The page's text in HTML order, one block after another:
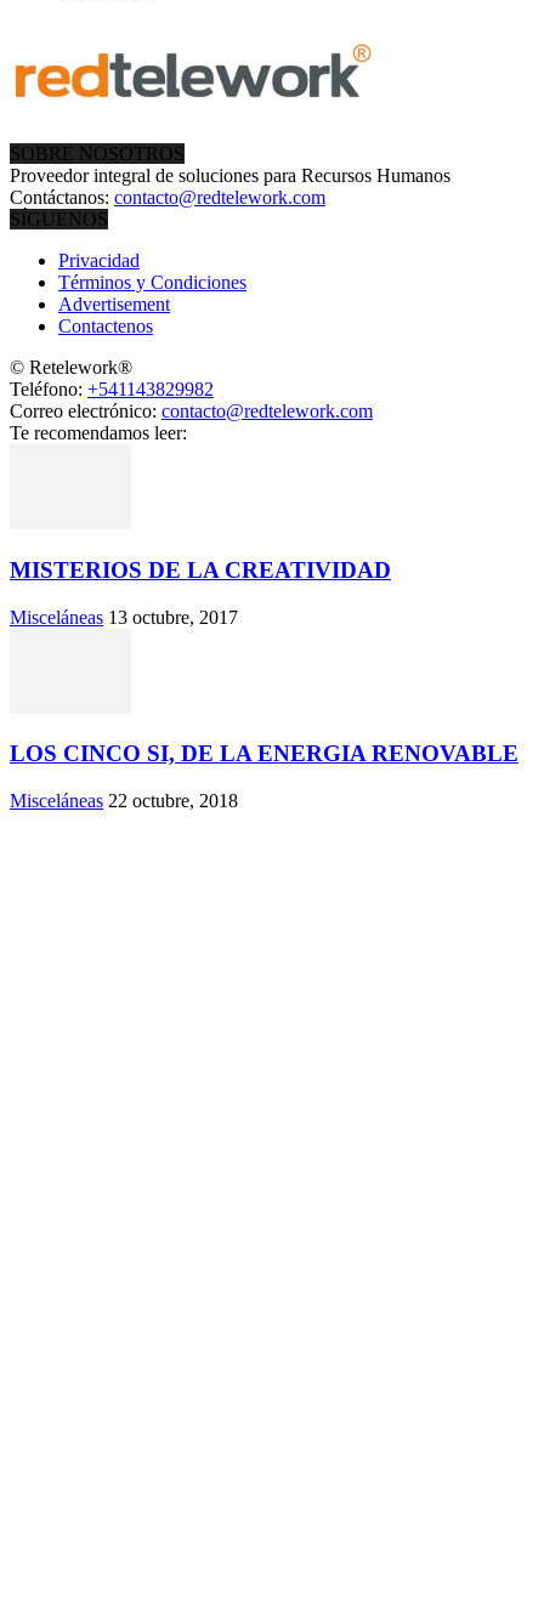
SOBRE NOSOTROS
Proveedor integral de soluciones para Recursos Humanos
Contáctanos: contacto@redtelework.com
SÍGUENOS
Privacidad
Términos y Condiciones
Advertisement
Contactenos
© Retelework®
Teléfono: +541143829982
Correo electrónico: contacto@redtelework.com
Te recomendamos leer:
MISTERIOS DE LA CREATIVIDAD
Misceláneas 13 octubre, 2017
LOS CINCO SI, DE LA ENERGIA RENOVABLE
Misceláneas 22 octubre, 2018